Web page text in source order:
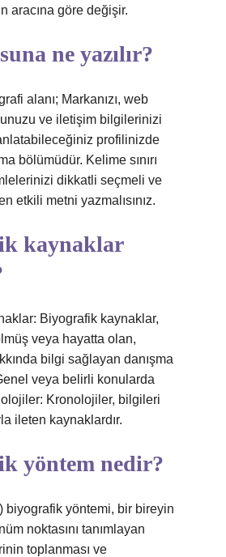
aracına göre değişir.
ne yazılır?
alanı; Markanızı, web
ve iletişim bilgilerinizi
profilinizde
bölümüdür. Kelime sınırı
dikkatli seçmeli ve
etkili metni yazmalısınız.
kaynaklar
Biyografik kaynaklar,
veya hayatta olan,
bilgi sağlayan danışma
veya belirli konularda
Kronolojiler, bilgileri
ileten kaynaklardır.
yöntem nedir?
biyografik yöntemi, bir bireyin
noktasını tanımlayan
toplanması ve